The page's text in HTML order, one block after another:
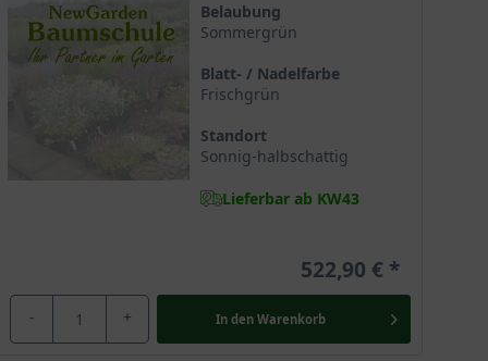
seine Blätter wurden zu Salat verarbeitet.
wird er wertgeschätzt, um pflanzliche
Im Volksglauben gilt der Ahorn als magischer
Belaubung
Sommergrün
Blatt- / Nadelfarbe
Frischgrün
Standort
Sonnig-halbschattig
Lieferbar ab KW43
522,90 €
- + In den Warenkorb